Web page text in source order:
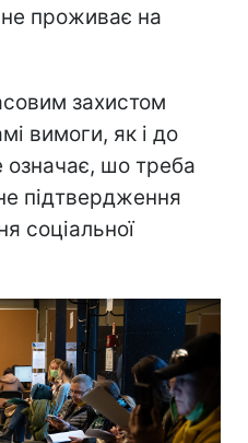
не проживає на
захистом
вимоги, як і до
шо треба
підтвердження
соціальної